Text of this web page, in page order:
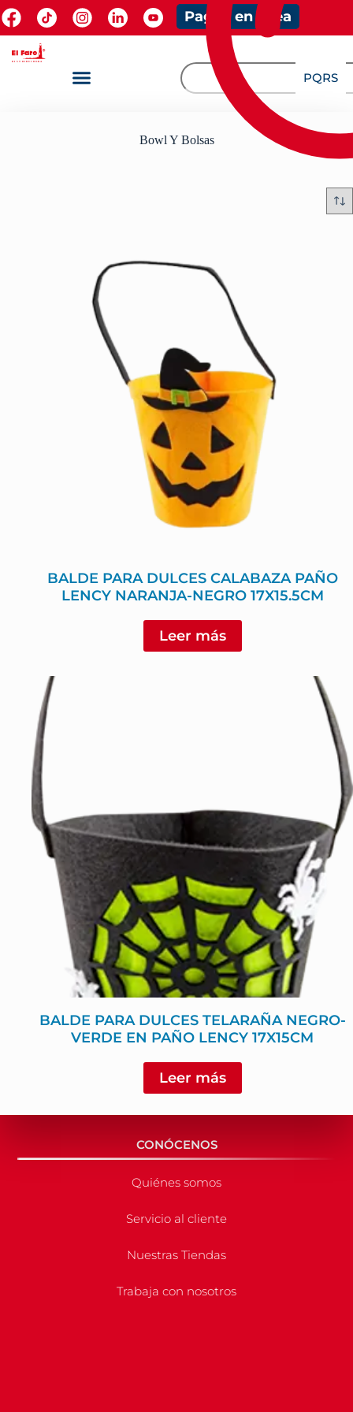
Pagos en línea
PQRS
Bowl Y Bolsas
BALDE PARA DULCES CALABAZA PAÑO
LENCY NARANJA-NEGRO 17X15.5CM
Leer más
BALDE PARA DULCES TELARAÑA NEGRO-
VERDE EN PAÑO LENCY 17X15CM
Leer más
CONÓCENOS
Quiénes somos
Servicio al cliente
Nuestras Tiendas
Trabaja con nosotros